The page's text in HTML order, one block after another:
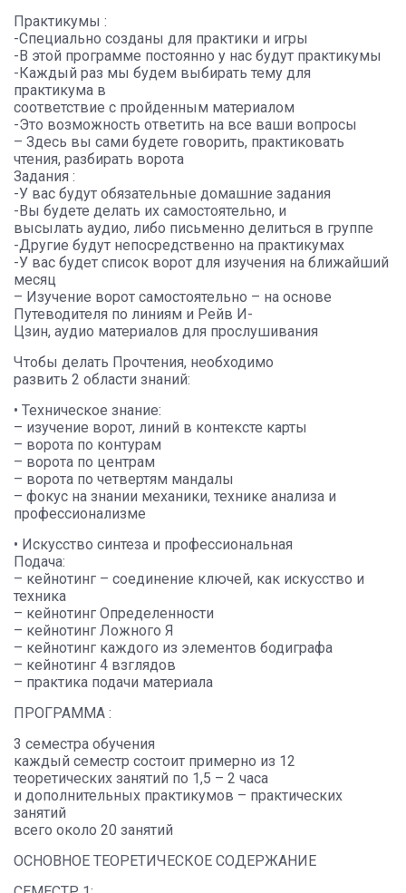
Практикумы :
-Специально созданы для практики и игры
-В этой программе постоянно у нас будут практикумы
-Каждый раз мы будем выбирать тему для
практикума в
соответствие с пройденным материалом
-Это возможность ответить на все ваши вопросы
– Здесь вы сами будете говорить, практиковать
чтения, разбирать ворота
Задания :
-У вас будут обязательные домашние задания
-Вы будете делать их самостоятельно, и
высылать аудио, либо письменно делиться в группе
-Другие будут непосредственно на практикумах
-У вас будет список ворот для изучения на ближайший
месяц
– Изучение ворот самостоятельно – на основе
Путеводителя по линиям и Рейв И-
Цзин, аудио материалов для прослушивания
Чтобы делать Прочтения, необходимо
развить 2 области знаний:
• Техническое знание:
– изучение ворот, линий в контексте карты
– ворота по контурам
– ворота по центрам
– ворота по четвертям мандалы
– фокус на знании механики, технике анализа и
профессионализме
• Искусство синтеза и профессиональная
Подача:
– кейнотинг – соединение ключей, как искусство и
техника
– кейнотинг Определенности
– кейнотинг Ложного Я
– кейнотинг каждого из элементов бодиграфа
– кейнотинг 4 взглядов
– практика подачи материала
ПРОГРАММА :
3 cеместра обучения
каждый семестр состоит примерно из 12
теоретических занятий по 1,5 – 2 часа
и дополнительных практикумов – практических
занятий
всего около 20 занятий
ОСНОВНОЕ ТЕОРЕТИЧЕСКОЕ СОДЕРЖАНИЕ